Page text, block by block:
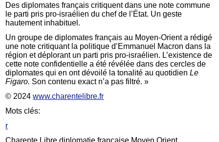
Des diplomates français critiquent dans une note commune
le parti pris pro-israélien du chef de l’État. Un geste
hautement inhabituel.
Un groupe de diplomates français au Moyen-Orient a rédigé
une note critiquant la politique d’Emmanuel Macron dans la
région et déplorant un parti pris pro-israélien. L’existence de
cette note confidentielle a été révélée dans des cercles de
diplomates qui en ont dévoilé la tonalité au quotidienLe
Figaro. Son contenu exact n’a pas filtré. »
© 2024www.charentelibre.fr
Mots clés:
r
Charente Libre diplomatie française Moyen Orient